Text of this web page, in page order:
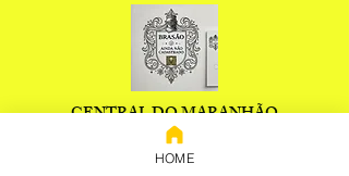
CENTRAL DO MARANHÃO
HOME